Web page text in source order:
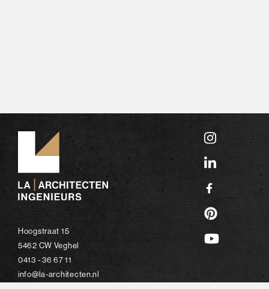
Hoogstraat 15
5462 CW Veghel
0413 - 36 67 11
info@la-architecten.nl